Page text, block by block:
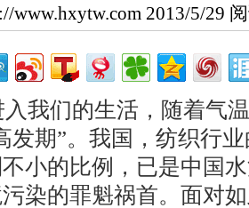
www.hxytw.com 2013/5/29
我们的生活，随着气
发期”。我国，纺织行
小的比例，已是中国
染的罪魁祸首。面对